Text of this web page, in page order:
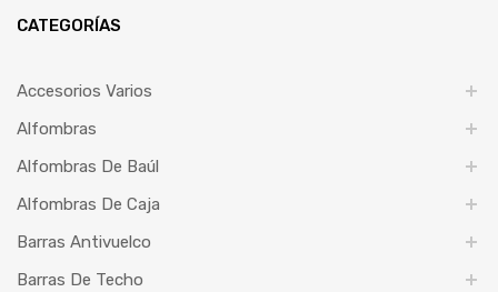
CATEGORÍAS
Accesorios Varios
Alfombras
Alfombras De Baúl
Alfombras De Caja
Barras Antivuelco
Barras De Techo